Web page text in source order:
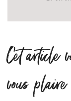
Cet article
vous